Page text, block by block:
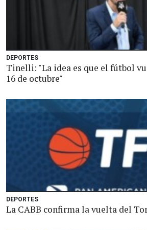
DEPORTES
Tinelli: "La idea es que el fútbol
16 de octubre"
DEPORTES
La CABB confirma la vuelta del